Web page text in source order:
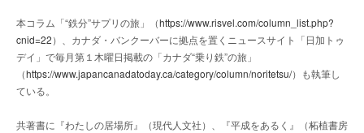
本コラム「“鉄分”サプリの旅」（https://www.risvel.com/column_list.php?
cnid=22）、カナダ・バンクーバーに拠点を置くニュースサイト「日加トゥ
デイ」で毎月第１木曜日掲載の「カナダ“乗り鉄”の旅」
（https://www.japancanadatoday.ca/category/column/noritetsu/）も執筆し
ている。
共著書に『わたしの居場所』（現代人文社）、『平成をあるく』（柘植書房